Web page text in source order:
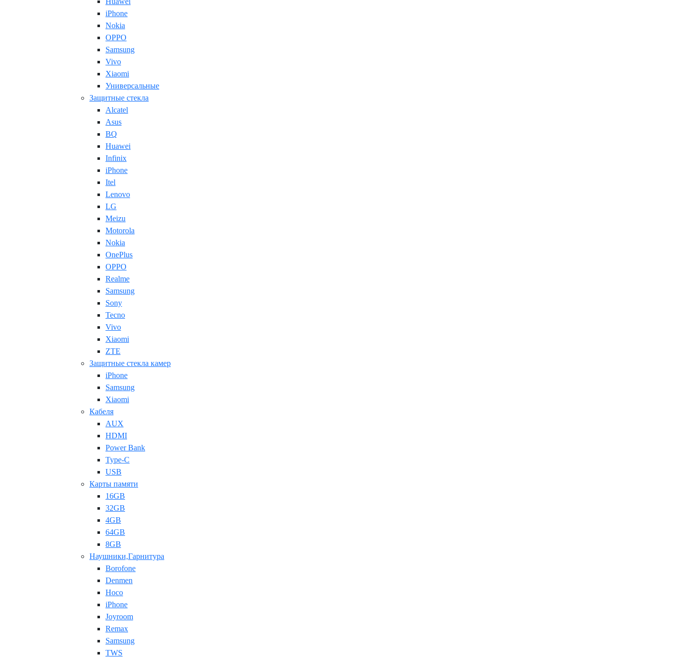
iPhone
Nokia
OPPO
Samsung
Vivo
Xiaomi
Универсальные
Защитные стекла
Alcatel
Asus
BQ
Huawei
Infinix
iPhone
Itel
Lenovo
LG
Meizu
Motorola
Nokia
OnePlus
OPPO
Realme
Samsung
Sony
Tecno
Vivo
Xiaomi
ZTE
Защитные стекла камер
iPhone
Samsung
Xiaomi
Кабеля
AUX
HDMI
Power Bank
Type-C
USB
Карты памяти
16GB
32GB
4GB
64GB
8GB
Наушники,Гарнитура
Borofone
Denmen
Hoco
iPhone
Joyroom
Remax
Samsung
TWS